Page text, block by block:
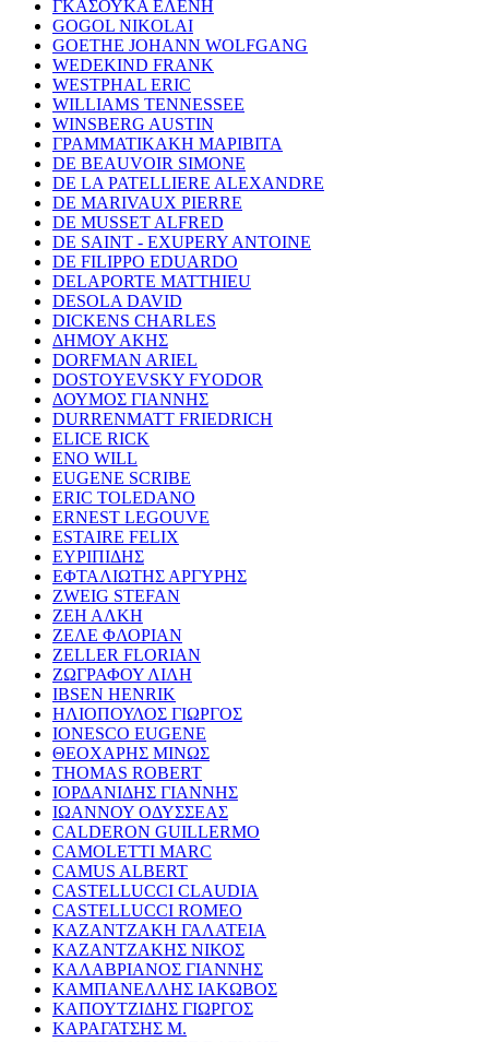
ΓΚΑΣΟΥΚΑ ΕΛΕΝΗ
GOGOL NIKOLAI
GOETHE JOHANN WOLFGANG
WEDEKIND FRANK
WESTPHAL ERIC
WILLIAMS TENNESSEE
WINSBERG AUSTIN
ΓΡΑΜΜΑΤΙΚΑΚΗ ΜΑΡΙΒΙΤΑ
DE BEAUVOIR SIMONE
DE LA PATELLIERE ALEXANDRE
DE MARIVAUX PIERRE
DE MUSSET ALFRED
DE SAINT - EXUPERY ANTOINE
DE FILIPPO EDUARDO
DELAPORTE MATTHIEU
DESOLA DAVID
DICKENS CHARLES
ΔΗΜΟΥ ΑΚΗΣ
DORFMAN ARIEL
DOSTOYEVSKY FYODOR
ΔΟΥΜΟΣ ΓΙΑΝΝΗΣ
DURRENMATT FRIEDRICH
ELICE RICK
ENO WILL
EUGENE SCRIBE
ERIC TOLEDANO
ERNEST LEGOUVE
ESTAIRE FELIX
ΕΥΡΙΠΙΔΗΣ
ΕΦΤΑΛΙΩΤΗΣ ΑΡΓΥΡΗΣ
ZWEIG STEFAN
ΖΕΗ ΑΛΚΗ
ΖΕΛΕ ΦΛΟΡΙΑΝ
ZELLER FLORIAN
ΖΩΓΡΑΦΟΥ ΛΙΛΗ
IBSEN HENRIK
ΗΛΙΟΠΟΥΛΟΣ ΓΙΩΡΓΟΣ
IONESCO EUGENE
ΘΕΟΧΑΡΗΣ ΜΙΝΩΣ
THOMAS ROBERT
ΙΟΡΔΑΝΙΔΗΣ ΓΙΑΝΝΗΣ
ΙΩΑΝΝΟΥ ΟΔΥΣΣΕΑΣ
CALDERON GUILLERMO
CAMOLETTI MARC
CAMUS ALBERT
CASTELLUCCI CLAUDIA
CASTELLUCCI ROMEO
ΚΑΖΑΝΤΖΑΚΗ ΓΑΛΑΤΕΙΑ
ΚΑΖΑΝΤΖΑΚΗΣ ΝΙΚΟΣ
ΚΑΛΑΒΡΙΑΝΟΣ ΓΙΑΝΝΗΣ
ΚΑΜΠΑΝΕΛΛΗΣ ΙΑΚΩΒΟΣ
ΚΑΠΟΥΤΖΙΔΗΣ ΓΙΩΡΓΟΣ
ΚΑΡΑΓΑΤΣΗΣ Μ.